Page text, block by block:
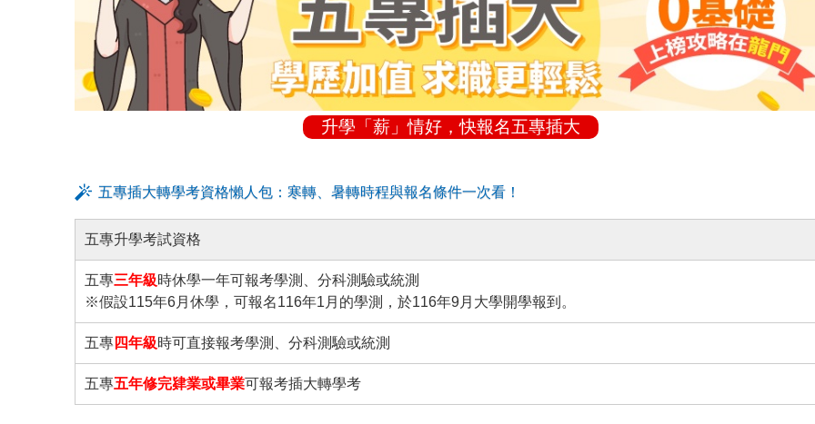
升學「薪」情好，快報名五專插大
五專插大轉學考資格懶人包：寒轉、暑轉時程與報名條件一次看！
五專升學考試資格
五專三年級時休學一年可報考學測、分科測驗或統測
※假設115年6月休學，可報名116年1月的學測，於116年9月大學開學報到。
五專四年級時可直接報考學測、分科測驗或統測
五專五年修完肄業或畢業可報考插大轉學考